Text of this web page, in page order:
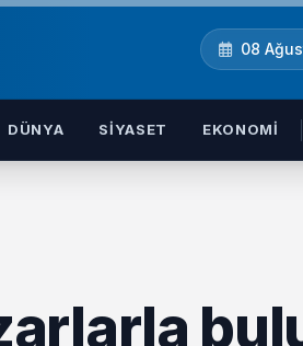
08
DÜNYA SIYASET EKONOMI